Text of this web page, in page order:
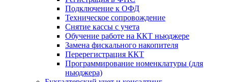
Подключение к ОФД
Техническое сопровождение
Снятие кассы с учета
Обучение работе на ККТ ньюджере
Замена фискального накопителя
Перерегистрация ККТ
Программирование номенклатуры (для
ньюджера)